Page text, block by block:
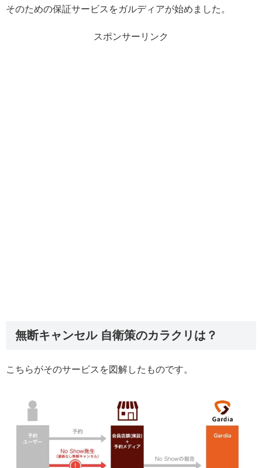
そのための保証サービスをガルディアが始めました。
スポンサーリンク
無断キャンセル 自衛策のカラクリは？
こちらがそのサービスを図解したものです。